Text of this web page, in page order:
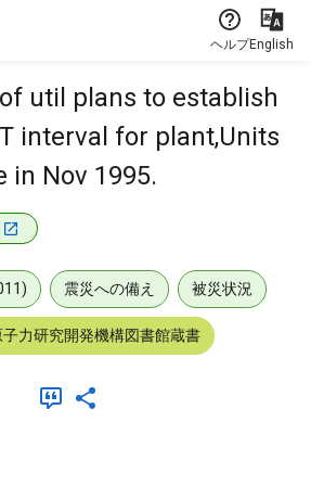
ヘルプEnglish
util plans to establish
interval for plant,Units
in Nov 1995.
震災への備え 被災状況
子力研究開発機構図書館蔵書